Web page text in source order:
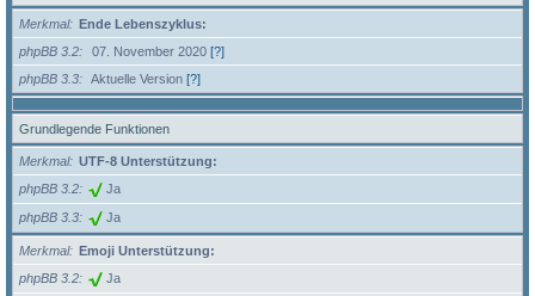
Merkmal
Ende Lebenszyklus:
phpBB 3.2
07. November 2020 [?]
phpBB 3.3
Aktuelle Version [?]
Grundlegende Funktionen
Merkmal
UTF-8 Unterstützung:
phpBB 3.2
Ja
phpBB 3.3 Ja
Merkmal
Emoji Unterstützung:
phpBB 3.2
Ja